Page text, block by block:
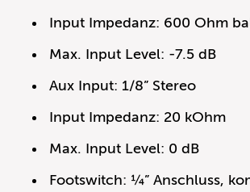
Input Impedanz: 600 Ohm
Max. Input Level: -7.5 dB
Aux Input: 1/8” Stereo
Input Impedanz: 20 kOhm
Max. Input Level: 0 dB
Footswitch: ¼” Anschluss,